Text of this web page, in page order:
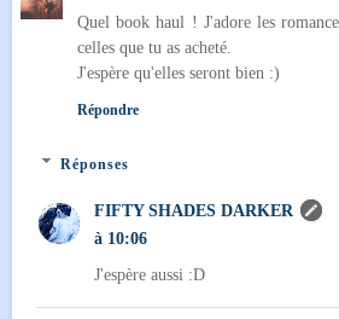
Quel book haul ! J'adore les
celles que tu as acheté.
J'espère qu'elles seront bien :)
Répondre
Réponses
FIFTY SHADES DARKER
à 10:06
J'espère aussi :D